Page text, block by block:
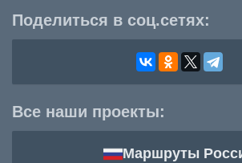
Поделиться в соц.сетях:
Все наши проекты:
Маршруты